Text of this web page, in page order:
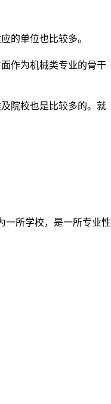
的单位也比较多。
作为机械类专业的骨干
院校也是比较多的。就
一所学校，是一所专业性